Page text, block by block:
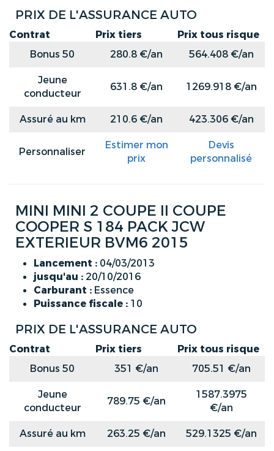
PRIX DE L'ASSURANCE AUTO
Contrat Prix tiers
Prix tous risque
Bonus 50
280.8 €/an
564.408 €/an
Jeune
conducteur
631.8 €/an 1269.918 €/an
Assuré au km 210.6 €/an 423.306 €/an
Personnaliser
Estimer mon
prix
Devis
personnalisé
MINI MINI 2 COUPE II COUPE
COOPER S 184 PACK JCW
EXTERIEUR BVM6 2015
Lancement : 04/03/2013
jusqu'au : 20/10/2016
Carburant : Essence
Puissance fiscale : 10
PRIX DE L'ASSURANCE AUTO
Contrat Prix tiers
Prix tous risque
Bonus 50
351 €/an
705.51 €/an
Jeune
conducteur
789.75 €/an
1587.3975
€/an
Assuré au km
263.25 €/an 529.1325 €/an